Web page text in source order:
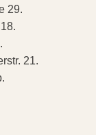
29.
21.